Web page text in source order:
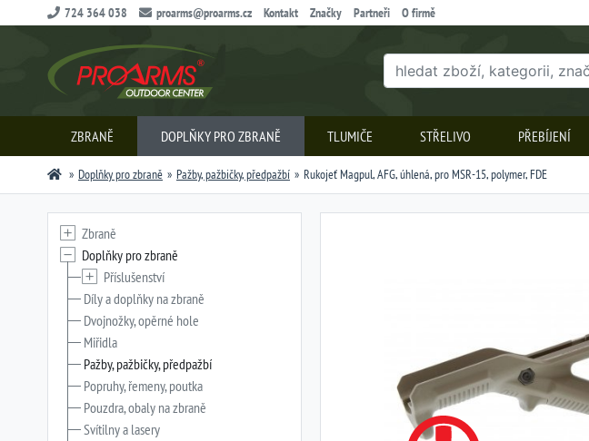
724 364 038 proarms@proarms.cz Kontakt Značky Partneři O firmě
ZBRANĚ DOPLŇKY PRO ZBRANĚ TLUMIČE STŘELIVO PŘEBÍJENÍ
Doplňky pro zbraně Pažby, pažbičky, předpažbí Rukojeť Magpul, AFG, úhlená, pro MSR-15, polymer, FDE
Zbraně
Doplňky pro zbraně
Příslušenství
Díly a doplňky na zbraně
Dvojnožky, opěrné hole
Miřidla
Pažby, pažbičky, předpažbí
Popruhy, řemeny, poutka
Pouzdra, obaly na zbraně
Svítilny a lasery